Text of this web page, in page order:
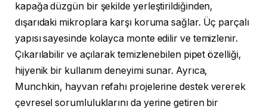
kapağa düzgün bir şekilde yerleştirildiğinden,
dışarıdaki mikroplara karşı koruma sağlar. Üç parçalı
yapısı sayesinde kolayca monte edilir ve temizlenir.
Çıkarılabilir ve açılarak temizlenebilen pipet özelliği,
hijyenik bir kullanım deneyimi sunar. Ayrıca,
Munchkin, hayvan refahı projelerine destek vererek
çevresel sorumluluklarını da yerine getiren bir